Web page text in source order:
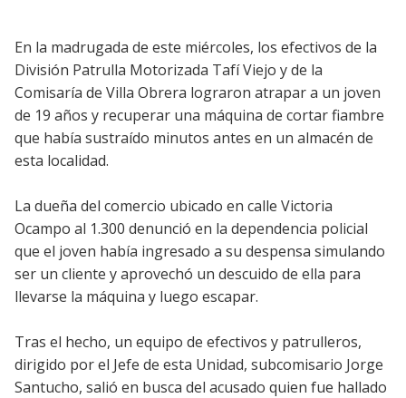
En la madrugada de este miércoles, los efectivos de la
División Patrulla Motorizada Tafí Viejo y de la
Comisaría de Villa Obrera lograron atrapar a un joven
de 19 años y recuperar una máquina de cortar fiambre
que había sustraído minutos antes en un almacén de
esta localidad.
La dueña del comercio ubicado en calle Victoria
Ocampo al 1.300 denunció en la dependencia policial
que el joven había ingresado a su despensa simulando
ser un cliente y aprovechó un descuido de ella para
llevarse la máquina y luego escapar.
Tras el hecho, un equipo de efectivos y patrulleros,
dirigido por el Jefe de esta Unidad, subcomisario Jorge
Santucho, salió en busca del acusado quien fue hallado